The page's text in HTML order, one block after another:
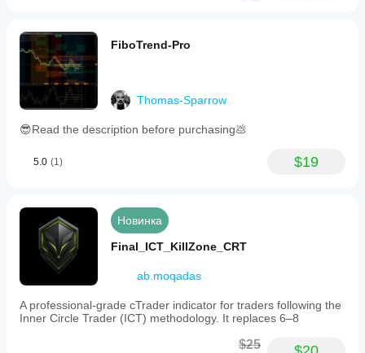
FiboTrend-Pro
Thomas-Sparrow
😎Read the description before purchasing💩
5.0 (1) $19
Новинка
Final_ICT_KillZone_CRT
ab.moqadas
A professional-grade cTrader indicator for traders following the
Inner Circle Trader (ICT) methodology. It replaces 6–8
$25